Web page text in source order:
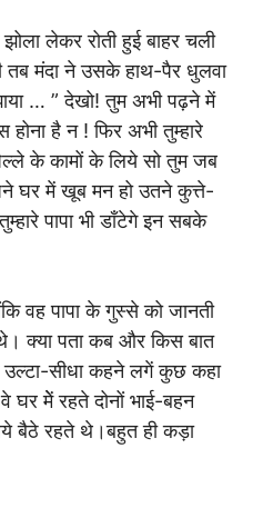
लेकर रोती हुई बाहर चली
मंदा ने उसके हाथ-पैर धुलवा
… ” देखो! तुम अभी पढ़ने में
है न ! फिर अभी तुम्हारे
के कामों के लिये सो तुम जब
घर में खूब मन हो उतने कुत्ते-
पापा भी डाँटेगे इन सबके
वह पापा के गुस्से को जानती
क्या पता कब और किस बात
उल्टा-सीधा कहने लगें कुछ कहा
मेें रहते दोनों भाई-बहन
बैठे रहते थे।बहुत ही कड़ा